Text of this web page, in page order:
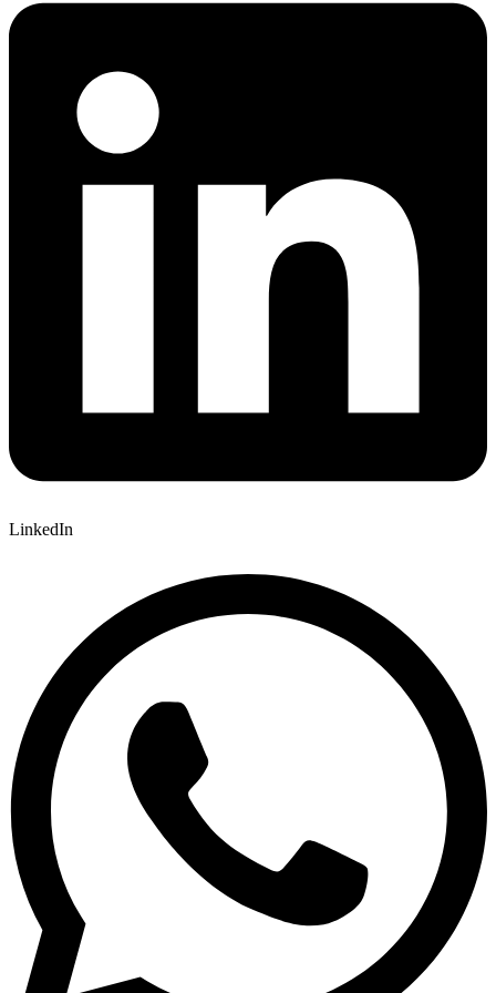
LinkedIn